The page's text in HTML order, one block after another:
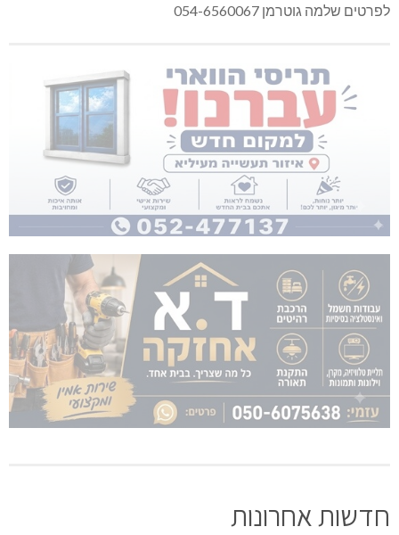
לפרטים שלמה גוטרמן 054-6560067
חדשות אחרונות